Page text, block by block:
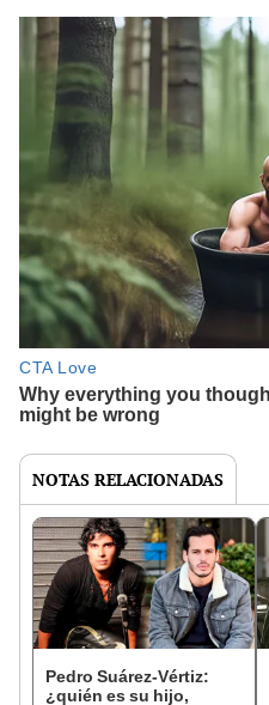
NOTAS RELACIONADAS
Pedro Suárez-Vértiz:
¿quién es su hijo,